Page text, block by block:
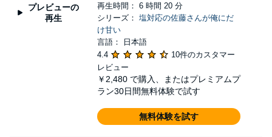
プレビューの
再生
再生時間： 6 時間 20 分
シリーズ： 塩対応の佐藤さんが俺にだ
け甘い
言語： 日本語
4.4
10件のカスタマー
レビュー
￥2,480 で購入、またはプレミアムプ
ラン30日間無料体験で試す
無料体験を試す